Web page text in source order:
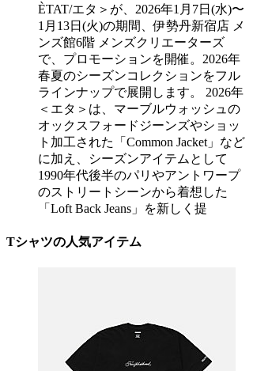
ÈTAT/エタ＞が、2026年1月7日(水)〜
1月13日(火)の期間、伊勢丹新宿店 メ
ンズ館6階 メンズクリエーターズ
で、プロモーションを開催。2026年
春夏のシーズンコレクションをフル
ラインナップで展開します。 2026年
＜エタ＞は、マーブルウォッシュの
オックスフォードジーンズやショッ
ト加工された「Common Jacket」など
に加え、シーズンアイテムとして
1990年代後半のパリやアントワープ
のストリートシーンから着想した
「Loft Back Jeans」を新しく提
Tシャツの人気アイテム